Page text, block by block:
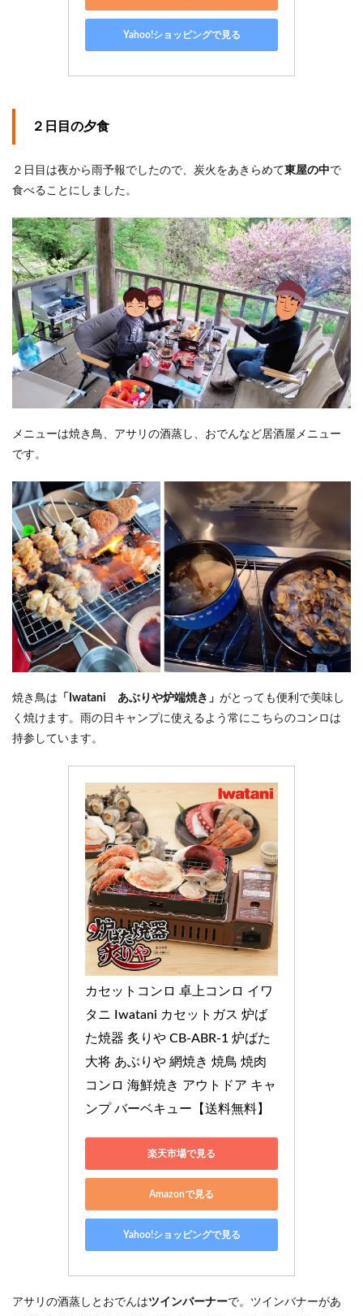
Yahoo!ショッピングで見る
２日目の夕食
２日目は夜から雨予報でしたので、炭火をあきらめて東屋の中で
食べることにしました。
メニューは焼き鳥、アサリの酒蒸し、おでんなど居酒屋メニュー
です。
焼き鳥は 「Iwatani あぶりや炉端焼き」 がとっても便利で美味し
く焼けます。雨の日キャンプに使えるよう常にこちらのコンロは
持参しています。
カセットコンロ 卓上コンロ イワ
タニ Iwatani カセットガス 炉ば
た焼器 炙りや CB-ABR-1 炉ばた
大将 あぶりや 網焼き 焼鳥 焼肉
コンロ 海鮮焼き アウトドア キャ
ンプ バーベキュー【送料無料】
楽天市場で見る
Amazonで見る
Yahoo!ショッピングで見る
アサリの酒蒸しとおでんはツインバーナーで。ツインバナーがあ